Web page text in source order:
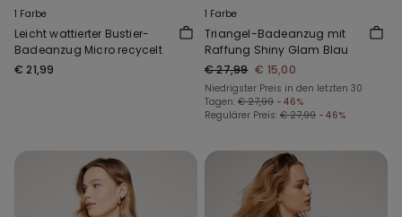
1 Farbe
Leicht wattierter Bustier-
Badeanzug Micro recycelt
€ 21,99
1 Farbe
Triangel-Badeanzug mit
Raffung Shiny Glam Blau
€ 27,99 € 15,00
Niedrigster Preis in den letzten 30
Tagen: € 27,99 -46%
Regulärer Preis: € 27,99 -46%